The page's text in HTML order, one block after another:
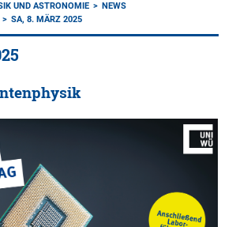
UND ASTRONOMIE
NEWS
SA, 8. MÄRZ 2025